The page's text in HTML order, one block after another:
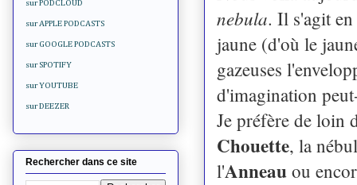
nebula. Il s'agit en
jaune (d'où le
gazeuses
d'imagination
Je préfère de loin
Chouette, la
l'Anneau ou
sur PODCLOUD
sur APPLE PODCASTS
sur GOOGLE PODCASTS
sur SPOTIFY
sur YOUTUBE
sur DEEZER
Rechercher dans ce site